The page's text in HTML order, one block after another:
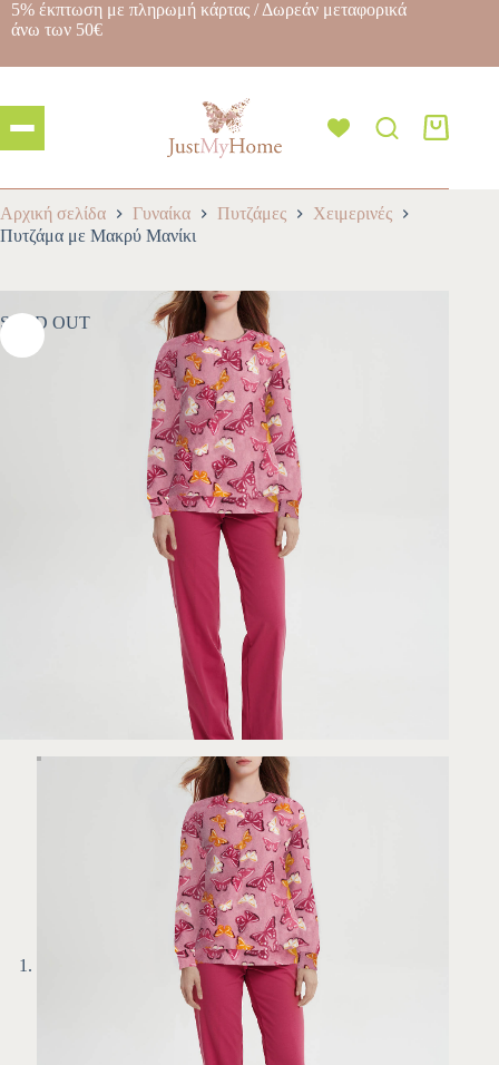
5% έκπτωση με πληρωμή κάρτας / Δωρεάν μεταφορικά
άνω των 50€
Αρχική σελίδα Γυναίκα Πυτζάμες
Χειμερινές
Πυτζάμα με Μακρύ Μανίκι
SOLD OUT